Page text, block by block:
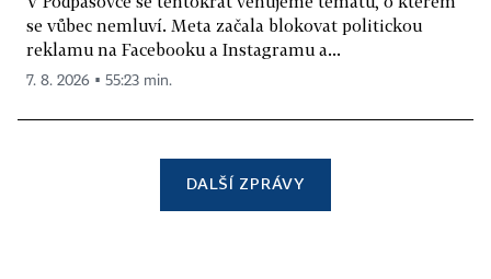
se vůbec nemluví. Meta začala blokovat politickou
reklamu na Facebooku a Instagramu a...
7. 8. 2026 ▪ 55:23 min.
DALŠÍ ZPRÁVY